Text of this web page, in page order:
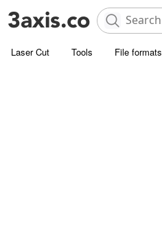
Laser Cut Tools File formats